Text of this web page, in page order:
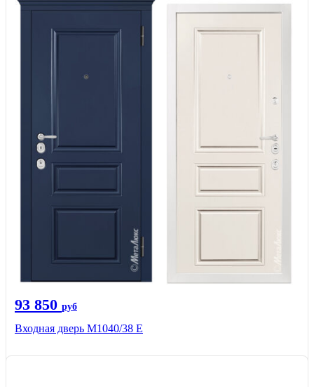
93 850 руб
Входная дверь М1040/38 Е